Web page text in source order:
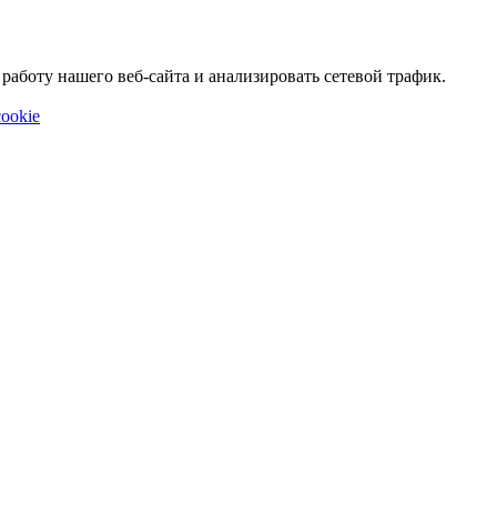
нашего веб-сайта и анализировать сетевой трафик.